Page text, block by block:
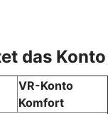
das Konto
VR-Konto
Komfort